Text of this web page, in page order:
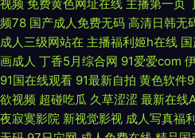
站 精品久久天堂 91韩国成人TV 久久伊
悠亚洲综合 俺去也欧洲综合 污网址在线
线观看网址 老湿AV 91久久天堂 九九操
91看片黄色下载 国产超碰人人爽 久草成
视频 免费黄色网址在线 主播第一页
频78 国产成人免费无码 高清日韩无
成人三级网站在 主播福利姬h在线
画成人 丁香5月综合网 91爱爱com
91国在线观看 91最新自拍 黄色软件
欲视频 超碰吃瓜 久草涩涩 最新在线
夜寂寞影院 新视觉影视 成人写真福